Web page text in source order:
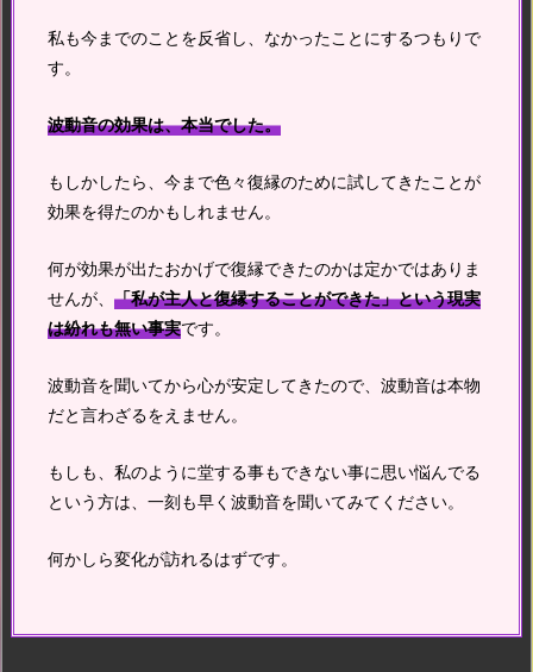
私も今までのことを反省し、なかったことにするつもりで
す。
波動音の効果は、本当でした。
もしかしたら、今まで色々復縁のために試してきたことが
効果を得たのかもしれません。
何が効果が出たおかげで復縁できたのかは定かではありま
せんが、 「私が主人と復縁することができた」という現実
は紛れも無い事実です。
波動音を聞いてから心が安定してきたので、波動音は本物
だと言わざるをえません。
もしも、私のように堂する事もできない事に思い悩んでる
という方は、一刻も早く波動音を聞いてみてください。
何かしら変化が訪れるはずです。